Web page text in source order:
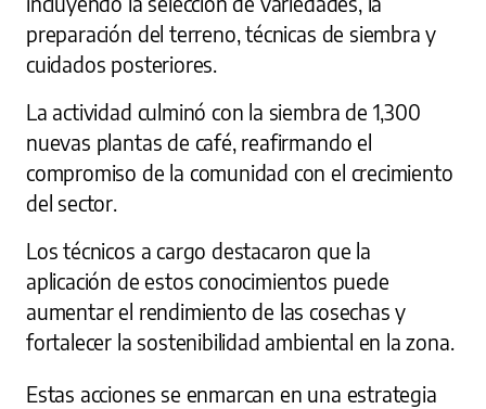
preparación del terreno, técnicas de siembra y
cuidados posteriores.
La actividad culminó con la siembra de 1,300
nuevas plantas de café, reafirmando el
compromiso de la comunidad con el crecimiento
del sector.
Los técnicos a cargo destacaron que la
aplicación de estos conocimientos puede
aumentar el rendimiento de las cosechas y
fortalecer la sostenibilidad ambiental en la zona.
Estas acciones se enmarcan en una estrategia